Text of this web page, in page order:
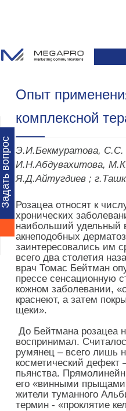
вопрос
ГЛАВНАЯ
О КОМПАНИИ
НОВОСТИ
ПРЕПАРАТЫ
НАУЧНЫЕ ПУБЛИКАЦИИ
ПАРТНЕРЫ
Опыт
комплексной
Э.И.Бекмуратова, С.С.
И.Н.Абдувахитова,
Я.Д.Айтугдиев ;
Розацеа относят к
хронических
наибольший удельный
акнеподобных
заинтересовались им
всего два столетия
врач Томас Бейтман
прессе сенсационную
кожном заболевании,
краснеют, а затем
щеки».
До Бейтмана розацеа
воспринимал.
румянец – всего лишь
косметический дефект
пьянства.
его «винными
жители туманного
термин - «проклятие